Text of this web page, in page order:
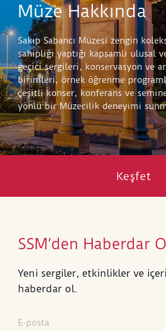
Müze Hakkında
Sakıp Sabancı Müzesi zengin
sahipliği yaptığı kapsamlı ulusal
geçici sergileri, konservasyon ve
birimleri, örnek öğrenme
çeşitli konser, konferans ve
yönlü bir Müzecilik deneyimi
Keşfet
SSM’den Haberdar
Yeni sergiler, etkinlikler ve
haberdar ol.